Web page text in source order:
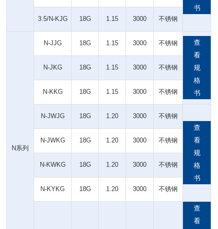
书
3.5/N-KJG 18G 1.15 3000 不锈钢
N系列
N-JJG 18G 1.15 3000 不锈钢
查
看
规
格
书
N-JKG 18G 1.15 3000 不锈钢
N-KKG 18G 1.15 3000 不锈钢
N-JWJG 18G 1.20 3000 不锈钢
查
看
规
格
书
N-JWKG 18G 1.20 3000 不锈钢
N-KWKG 18G 1.20 3000 不锈钢
N-KYKG 18G 1.20 3000 不锈钢
查
看